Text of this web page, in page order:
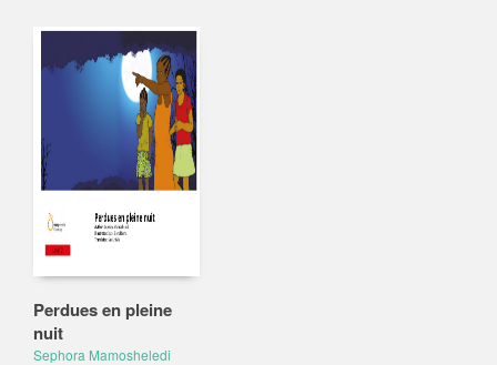
Perdues en pleine
nuit
Sephora Mamosheledi